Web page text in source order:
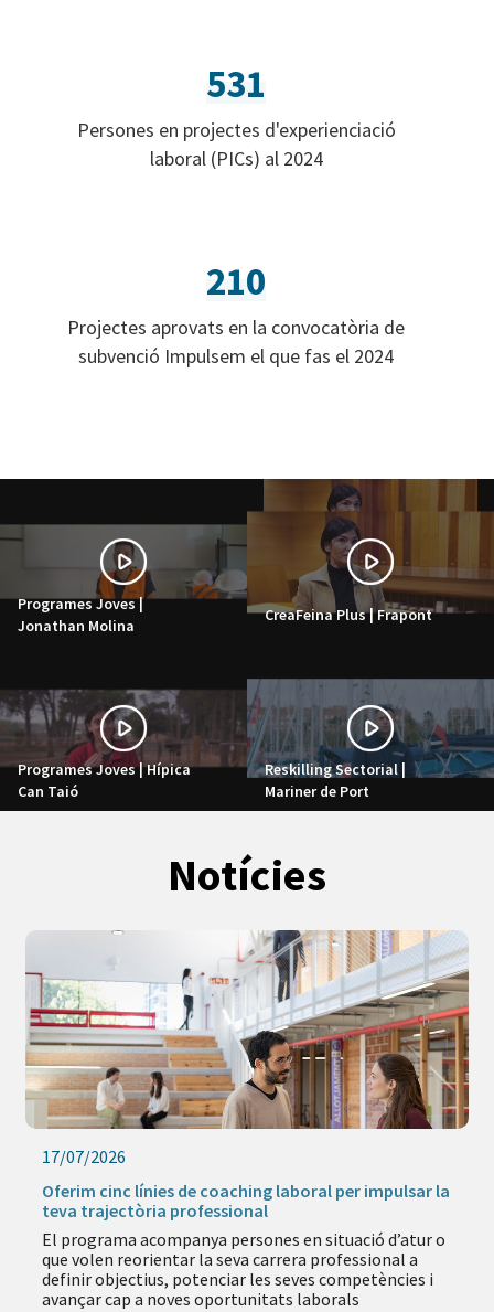
531
Persones en projectes d'experienciació
laboral (PICs) al 2024
210
Projectes aprovats en la convocatòria de
subvenció Impulsem el que fas el 2024
Programes Joves |
Jonathan Molina
CreaFeina Plus | Frapont
Programes Joves | Hípica
Can Taió
Reskilling Sectorial |
Mariner de Port
Notícies
17/07/2026
Oferim cinc línies de coaching laboral per impulsar la
teva trajectòria professional
El programa acompanya persones en situació d’atur o
que volen reorientar la seva carrera professional a
definir objectius, potenciar les seves competències i
avançar cap a noves oportunitats laborals